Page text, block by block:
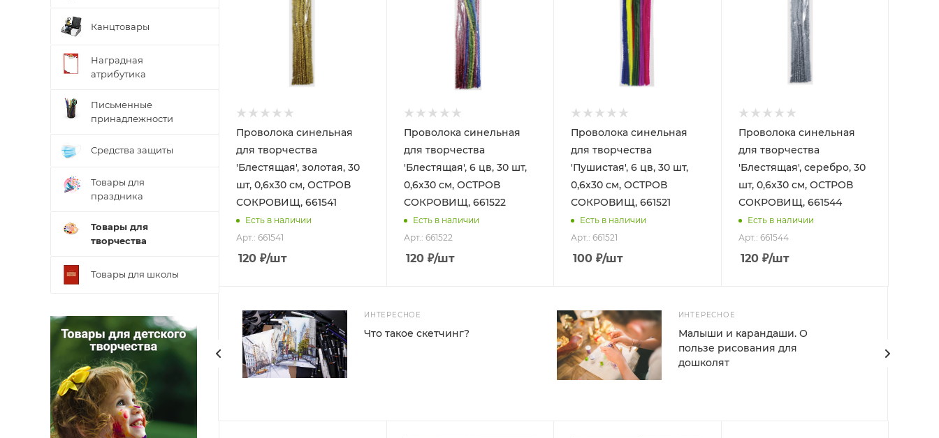
Проволока синельная
для творчества
'Блестящая', золотая, 30
шт, 0,6х30 см, ОСТРОВ
СОКРОВИЩ, 661541
Есть в наличии
Арт.: 661541
120 ₽/шт
Проволока синельная
для творчества
'Блестящая', 6 цв, 30 шт,
0,6х30 см, ОСТРОВ
СОКРОВИЩ, 661522
Есть в наличии
Арт.: 661522
120₽/шт
Проволока синельная
для творчества
'Пушистая', 6 цв, 30 шт,
0,6х30 см, ОСТРОВ
СОКРОВИЩ, 661521
Есть в наличии
Арт.: 661521
100 ₽/шт
Проволока синельная
для творчества
'Блестящая', серебро, 30
шт, 0,6х30 см, ОСТРОВ
СОКРОВИЩ, 661544
Есть в наличии
Арт.: 661544
120₽/шт
ИНТЕРЕСНОЕ
Что такое скетчинг?
ИНТЕРЕСНОЕ
Малыши и карандаши. О
пользе рисования для
дошколят
Канцтовары
Наградная
атрибутика
Письменные
принадлежности
Средства защиты
Товары для
праздника
Товары для
творчества
Товары для школы